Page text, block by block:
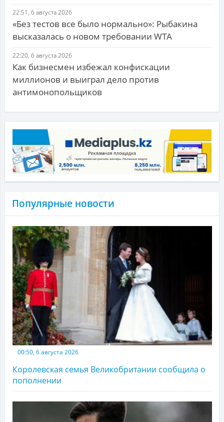
22:51, 6 августа 2026
«Без тестов все было нормально»: Рыбакина
высказалась о новом требовании WTA
22:20, 6 августа 2026
Как бизнесмен избежал конфискации
миллионов и выиграл дело против
антимонопольщиков
Популярные новости
00:50, 6 августа 2026
Королевская семья Великобритании сообщила о
пополнении